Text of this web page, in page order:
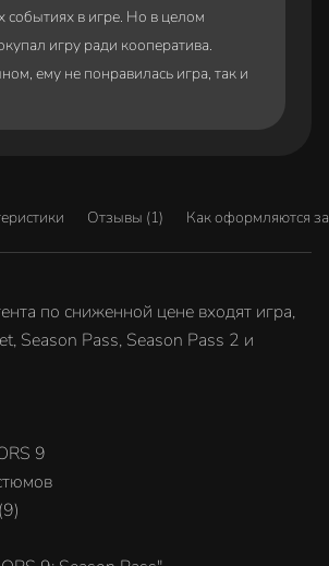
событиях в игре. Но в целом
игру ради кооператива.
ему не понравилась игра, так и
Отзывы (1) Как оформляются
по сниженной цене входят игра,
Season Pass, Season Pass 2 и
9